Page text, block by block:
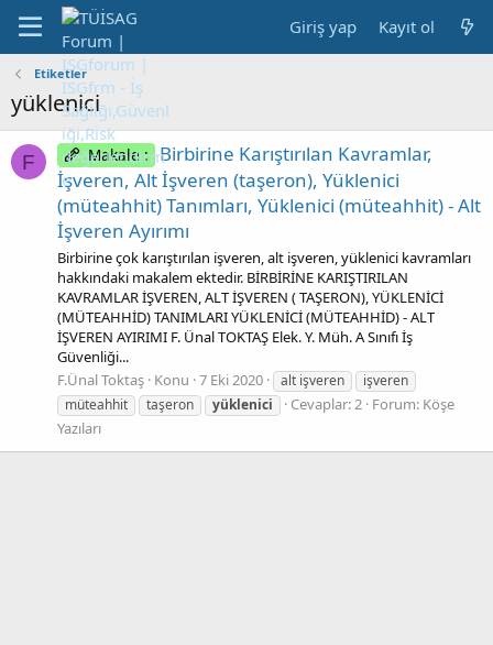
Giriş yap Kayıt ol
Etiketler
yüklenici
F Makale : Birbirine Karıştırılan Kavramlar,
İşveren, Alt İşveren (taşeron), Yüklenici
(müteahhit) Tanımları, Yüklenici (müteahhit) - Alt
İşveren Ayırımı
Birbirine çok karıştırılan işveren, alt işveren, yüklenici kavramları
hakkındaki makalem ektedir. BİRBİRİNE KARIŞTIRILAN
KAVRAMLAR İŞVEREN, ALT İŞVEREN ( TAŞERON), YÜKLENİCİ
(MÜTEAHHİD) TANIMLARI YÜKLENİCİ (MÜTEAHHİD) - ALT
İŞVEREN AYIRIMI F. Ünal TOKTAŞ Elek. Y. Müh. A Sınıfı İş
Güvenliği...
F.Ünal Toktaş Konu 7 Eki 2020 alt işveren
işveren
müteahhit
taşeron yüklenici Cevaplar: 2 Forum: Köşe
Yazıları